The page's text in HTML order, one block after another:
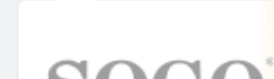
INICIO